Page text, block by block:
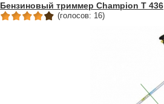
Бензиновый триммер Champion T 436
(голосов: 16)